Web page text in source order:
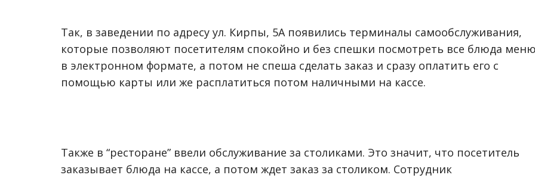
Так, в заведении по адресу ул. Кирпы, 5А появились терминалы самообслуживания,
которые позволяют посетителям спокойно и без спешки посмотреть все блюда
в электронном формате, а потом не спеша сделать заказ и сразу оплатить его с
помощью карты или же расплатиться потом наличными на кассе.
Также в “ресторане” ввели обслуживание за столиками. Это значит, что посетитель
заказывает блюда на кассе, а потом ждет заказ за столиком. Сотрудник